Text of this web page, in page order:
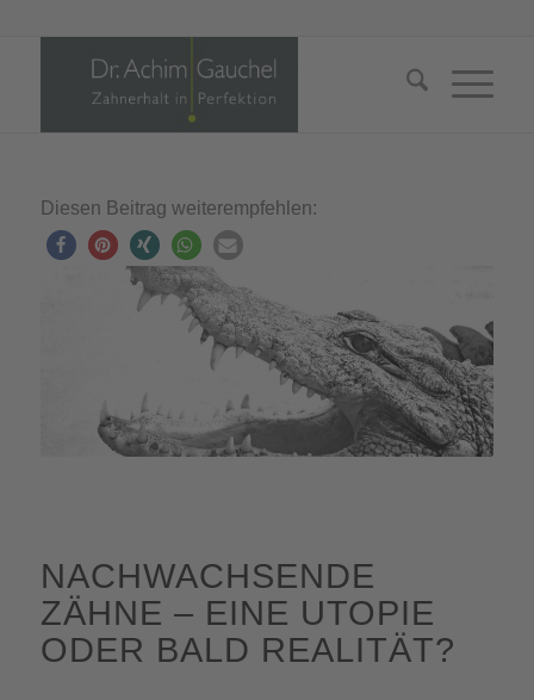
Diesen Beitrag weiterempfehlen:
NACHWACHSENDE
ZÄHNE – EINE UTOPIE
ODER BALD REALITÄT?